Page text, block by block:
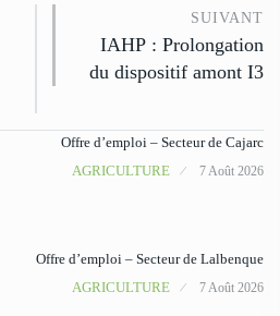
SUIVANT
IAHP : Prolongation
du dispositif amont I3
Offre d’emploi – Secteur de Cajarc
AGRICULTURE
7 Août 2026
Offre d’emploi – Secteur de Lalbenque
AGRICULTURE
7 Août 2026